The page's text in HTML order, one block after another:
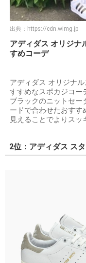
出典： https://cdn.wimg.jp
アディダス オリジナ
すめコーデ
アディダス オリジナル
すすめなスポカジコー
ブラックのニットセー
ードで合わせたおすす
見えることでよりスッ
2位：アディダス ス